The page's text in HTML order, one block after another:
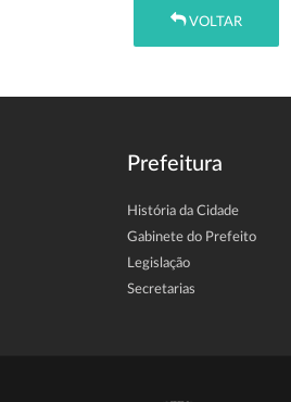
VOLTAR
Prefeitura
História da Cidade
Gabinete do Prefeito
Legislação
Secretarias